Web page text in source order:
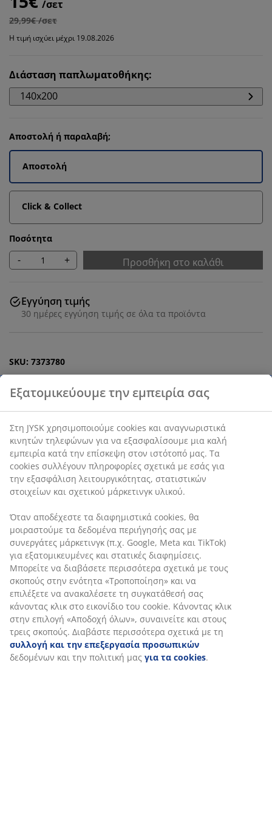
/σετ
29,99€ /σετ
Η τιμή ισχύει μέχρι 19.08.2026
Διάσταση παπλωματοθήκης:
140x200
Αποστολή ή παραλαβή;
Αποστολή
Click & Collect
Ποσότητα
- + Προσθήκη στο καλάθι
Εγγύηση τιμής
30 ημέρες εγγύηση τιμής σε όλα τα προϊόντα
SKU: 7373780
Χαρακτηριστικά προϊόντος
Αξιολογήσεις
(12)
Αποστολή